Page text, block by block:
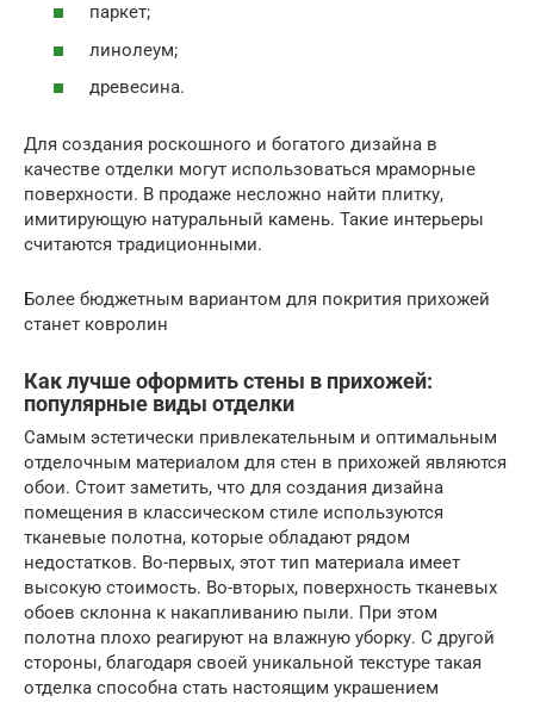
паркет;
линолеум;
древесина.
Для создания роскошного и богатого дизайна в
качестве отделки могут использоваться мраморные
поверхности. В продаже несложно найти плитку,
имитирующую натуральный камень. Такие интерьеры
считаются традиционными.
Более бюджетным вариантом для покрития прихожей
станет ковролин
Как лучше оформить стены в прихожей:
популярные виды отделки
Самым эстетически привлекательным и оптимальным
отделочным материалом для стен в прихожей являются
обои. Стоит заметить, что для создания дизайна
помещения в классическом стиле используются
тканевые полотна, которые обладают рядом
недостатков. Во-первых, этот тип материала имеет
высокую стоимость. Во-вторых, поверхность тканевых
обоев склонна к накапливанию пыли. При этом
полотна плохо реагируют на влажную уборку. С другой
стороны, благодаря своей уникальной текстуре такая
отделка способна стать настоящим украшением